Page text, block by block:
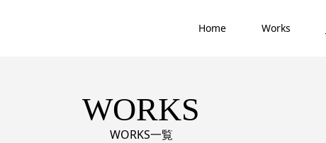
Home Works
WORKS
WORKS一覧